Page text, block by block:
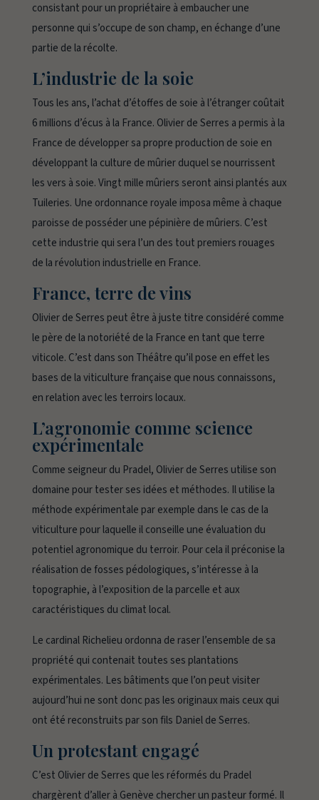
consistant pour un propriétaire à embaucher une
personne qui s’occupe de son champ, en échange d’une
partie de la récolte.
L’industrie de la soie
Tous les ans, l’achat d’étoffes de soie à l’étranger coûtait
6 millions d’écus à la France. Olivier de Serres a permis à la
France de développer sa propre production de soie en
développant la culture de mûrier duquel se nourrissent
les vers à soie. Vingt mille mûriers seront ainsi plantés aux
Tuileries. Une ordonnance royale imposa même à chaque
paroisse de posséder une pépinière de mûriers. C’est
cette industrie qui sera l’un des tout premiers rouages
de la révolution industrielle en France.
France, terre de vins
Olivier de Serres peut être à juste titre considéré comme
le père de la notoriété de la France en tant que terre
viticole. C’est dans son Théâtre qu’il pose en effet les
bases de la viticulture française que nous connaissons,
en relation avec les terroirs locaux.
L’agronomie comme science
expérimentale
Comme seigneur du Pradel, Olivier de Serres utilise son
domaine pour tester ses idées et méthodes. Il utilise la
méthode expérimentale par exemple dans le cas de la
viticulture pour laquelle il conseille une évaluation du
potentiel agronomique du terroir. Pour cela il préconise la
réalisation de fosses pédologiques, s’intéresse à la
topographie, à l’exposition de la parcelle et aux
caractéristiques du climat local.
Le cardinal Richelieu ordonna de raser l’ensemble de sa
propriété qui contenait toutes ses plantations
expérimentales. Les bâtiments que l’on peut visiter
aujourd’hui ne sont donc pas les originaux mais ceux qui
ont été reconstruits par son fils Daniel de Serres.
Un protestant engagé
C’est Olivier de Serres que les réformés du Pradel
chargèrent d’aller à Genève chercher un pasteur formé. Il